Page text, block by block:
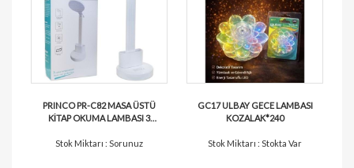
PRINCO PR-C82 MASA ÜSTÜ
KİTAP OKUMA LAMBASI 3
Stok Miktarı : Sorunuz
GC17 ULBAY GECE LAMBASI
KOZALAK*240
Stok Miktarı : Stokta Var